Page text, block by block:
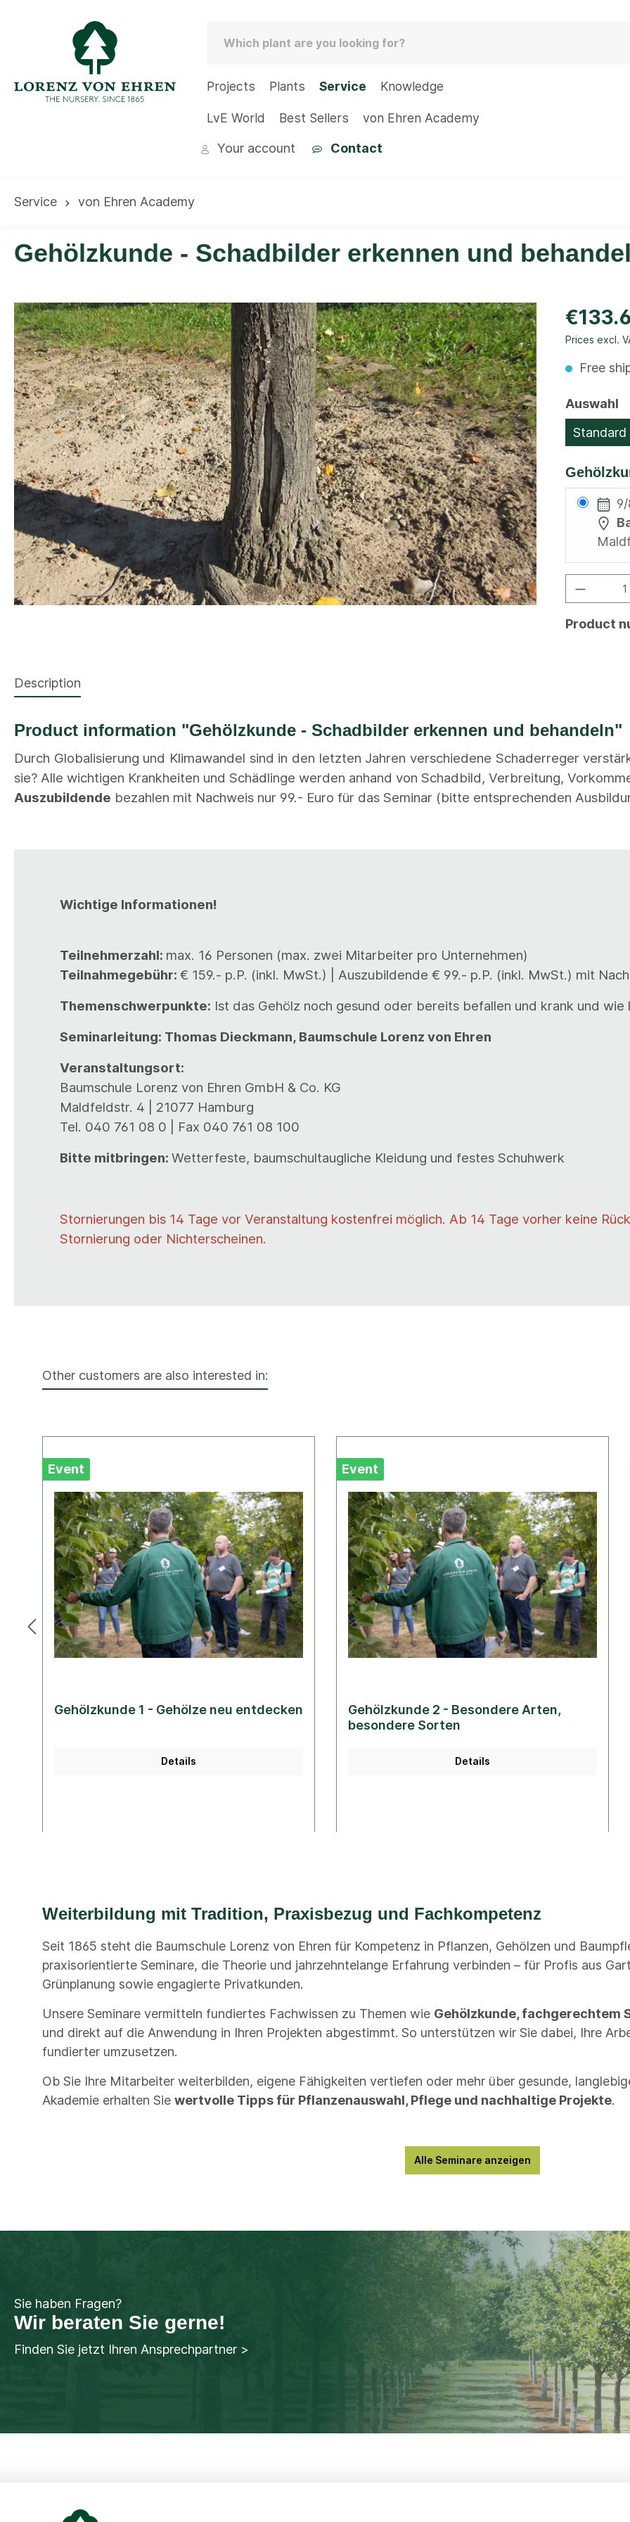
Projects Plants Service Knowledge
LvE World Best Sellers von Ehren Academy
Your account Contact
Service von Ehren Academy
Gehölzkunde - Schadbilder erkennen und
Prices excl.
Free
Auswahl
Standard
Product
Description
Product information "Gehölzkunde - Schadbilder erkennen und behandeln"
Durch Globalisierung und Klimawandel sind in den letzten Jahren verschiedene Schaderreger
sie? Alle wichtigen Krankheiten und Schädlinge werden anhand von Schadbild, Verbreitung,
Auszubildende bezahlen mit Nachweis nur 99.- Euro für das Seminar (bitte entsprechenden
Wichtige Informationen!
Teilnehmerzahl: max. 16 Personen (max. zwei Mitarbeiter pro Unternehmen)
Teilnahmegebühr:€ 159.- p.P. (inkl. MwSt.) | Auszubildende € 99.- p.P. (inkl. MwSt.) mit
Themenschwerpunkte: Ist das Gehölz noch gesund oder bereits befallen und krank und wie
Seminarleitung: Thomas Dieckmann, Baumschule Lorenz von Ehren
Veranstaltungsort:
Baumschule Lorenz von Ehren GmbH & Co. KG
Maldfeldstr. 4 | 21077 Hamburg
Tel. 040 761 08 0 | Fax 040 761 08 100
Bitte mitbringen:Wetterfeste, baumschultaugliche Kleidung und festes Schuhwerk
Stornierungen bis 14 Tage vor Veranstaltung kostenfrei möglich. Ab 14 Tage vorher keine
Stornierung oder Nichterscheinen.
Other customers are also interested in:
Event
Gehölzkunde 1 - Gehölze neu entdecken
Details
Event
Gehölzkunde 2 - Besondere Arten,
besondere Sorten
Details
Weiterbildung mit Tradition, Praxisbezug und Fachkompetenz
Seit 1865 steht die Baumschule Lorenz von Ehren für Kompetenz in Pflanzen, Gehölzen und
praxisorientierte Seminare, die Theorie und jahrzehntelange Erfahrung verbinden – für Profis aus
Grünplanung sowie engagierte Privatkunden.
Unsere Seminare vermitteln fundiertes Fachwissen zu Themen wie Gehölzkunde, fachgerechtem
und direkt auf die Anwendung in Ihren Projekten abgestimmt. So unterstützen wir Sie dabei, Ihre
fundierter umzusetzen.
Ob Sie Ihre Mitarbeiter weiterbilden, eigene Fähigkeiten vertiefen oder mehr über gesunde,
Akademie erhalten Sie wertvolle Tipps für Pflanzenauswahl, Pflege und nachhaltige Projekte.
Alle Seminare anzeigen
Sie haben Fragen?
Wir beraten Sie gerne!
Finden Sie jetzt Ihren Ansprechpartner >